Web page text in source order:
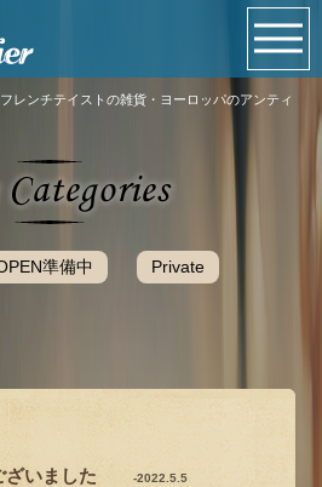
レンチテイストの雑貨・ヨーロッパのアンティ
準備中 Private
ざいました
-2022.5.5